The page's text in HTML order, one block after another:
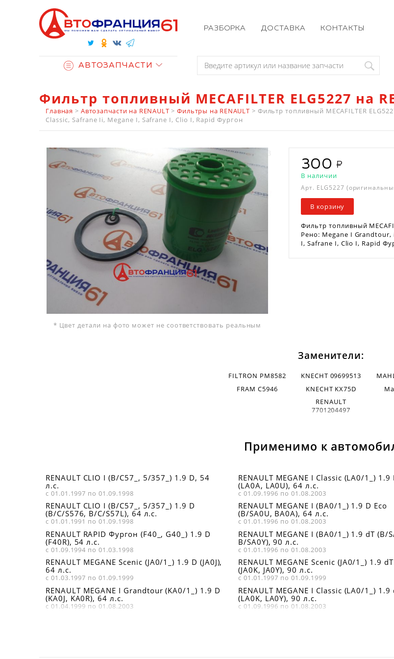
РАЗБОРКА ДОСТАВКА КОНТАКТЫ
АВТОЗАПЧАСТИ
Фильтр топливный MECAFILTER ELG5227 на
Главная > Автозапчасти на RENAULT >Фильтры на RENAULT > Фильтр топливный MECAFILTER
Classic, Safrane Ii, Megane I, Safrane I, Clio I, Rapid Фургон
* Цвет детали на фото может не соответствовать реальным
300
В наличии
Арт. ELG5227
В корзину
Фильтр топливный
Рено: Megane I Grandtour,
I, Safrane I, Clio I, Rapid
Заменители:
FILTRON PM8582
FRAM C5946
KNECHT 09699513
KNECHT KX75D
RENAULT
7701204497
Применимо к
RENAULT CLIO I (B/C57_, 5/357_) 1.9 D, 54
л.с.
с 01.01.1997 по 01.09.1998
RENAULT CLIO I (B/C57_, 5/357_) 1.9 D
(B/C/S576, B/C/S57L), 64 л.с.
с 01.01.1991 по 01.09.1998
RENAULT RAPID Фургон (F40_, G40_) 1.9 D
(F40R), 54 л.с.
с 01.09.1994 по 01.03.1998
RENAULT MEGANE Scenic (JA0/1_) 1.9 D (JA0J),
64 л.с.
с 01.03.1997 по 01.09.1999
RENAULT MEGANE I Grandtour (KA0/1_) 1.9 D
(KA0J, KA0R), 64 л.с.
с 01.04.1999 по 01.08.2003
RENAULT MEGANE I Classic (LA0/1_) 1.9
(LA0A, LA0U), 64 л.с.
с 01.09.1996 по 01.08.2003
RENAULT MEGANE I (BA0/1_) 1.9 D Eco
(B/SA0U, BA0A), 64 л.с.
с 01.01.1996 по 01.08.2003
RENAULT MEGANE I (BA0/1_) 1.9 dT (B/
B/SA0Y), 90 л.с.
с 01.01.1996 по 01.08.2003
RENAULT MEGANE Scenic (JA0/1_) 1.9 dT
(JA0K, JA0Y), 90 л.с.
с 01.01.1997 по 01.09.1999
RENAULT MEGANE I Classic (LA0/1_) 1.9
(LA0K, LA0Y), 90 л.с.
с 01.09.1996 по 01.08.2003